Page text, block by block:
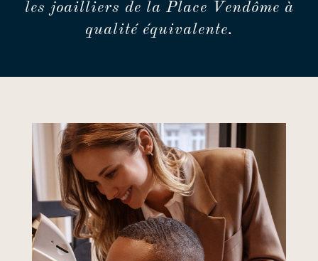
les joailliers de la Place Vendôme à
qualité équivalente.